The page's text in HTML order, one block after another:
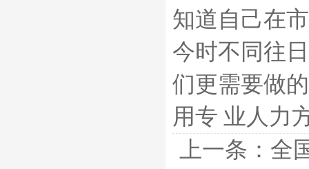
知道自己在
今时不同往
们更需要做
用专 业人力
上一条： 全